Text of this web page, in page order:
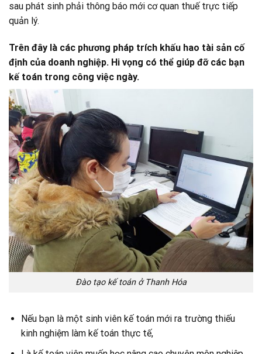
sau phát sinh phải thông báo mới cơ quan thuế trực tiếp
quản lý.
Trên đây là các phương pháp trích khấu hao tài sản cố
định của doanh nghiệp. Hi vọng có thể giúp đỡ các bạn
kế toán trong công việc ngày.
Đào tạo kế toán ở Thanh Hóa
Nếu bạn là một sinh viên kế toán mới ra trường thiếu
kinh nghiệm làm kế toán thực tế,